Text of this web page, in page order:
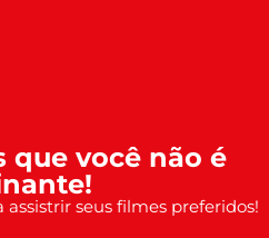
que você não é
assistrir seus filmes preferidos!